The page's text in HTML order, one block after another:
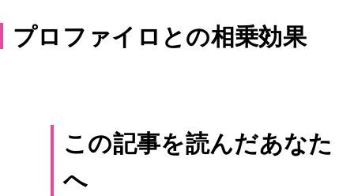
プロファイロとの相乗効果
この記事を読んだあなた
へ